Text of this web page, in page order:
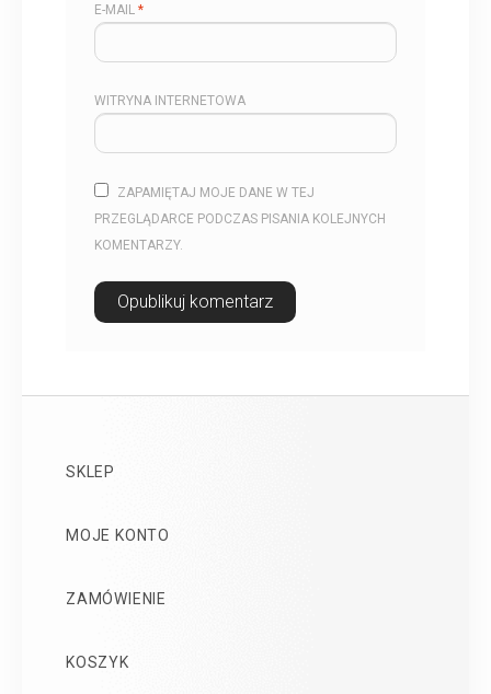
SKLEP
MOJE KONTO
ZAMÓWIENIE
KOSZYK
E-MAIL *
WITRYNA INTERNETOWA
ZAPAMIĘTAJ MOJE DANE W TEJ
PRZEGLĄDARCE PODCZAS PISANIA KOLEJNYCH
KOMENTARZY.